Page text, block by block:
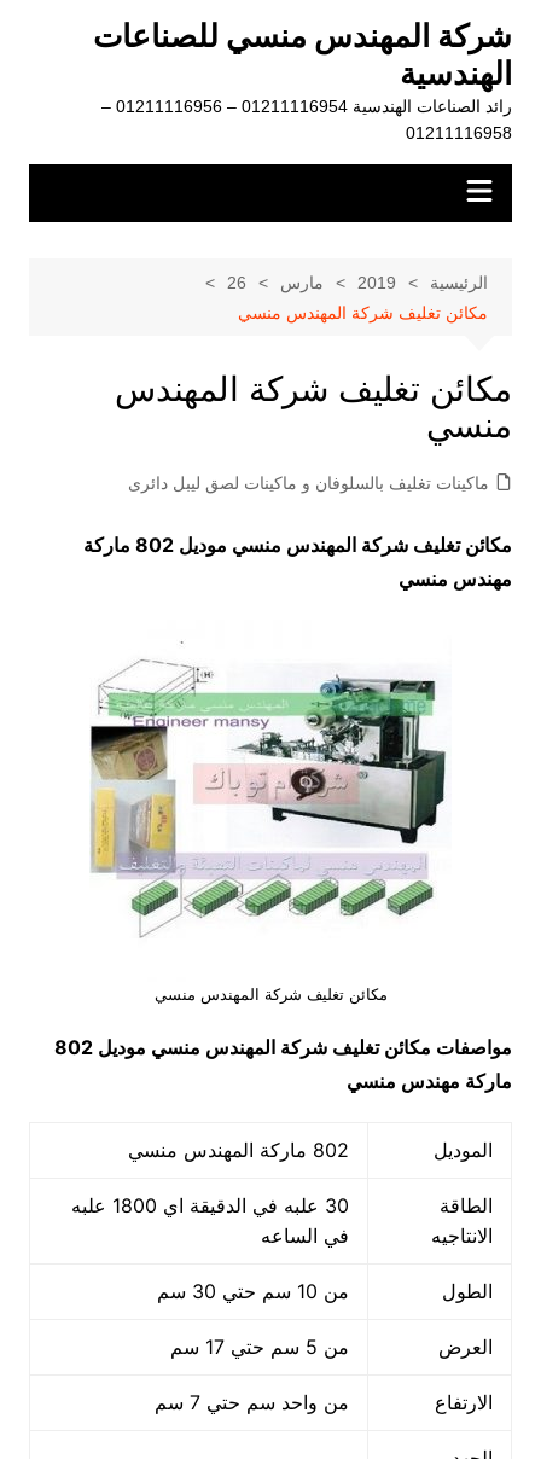
المحتوى
شركة المهندس منسي للصناعات
الهندسية
رائد الصناعات الهندسية 01211116954 – 01211116956 –
01211116958
الرئيسية 2019 مارس
26
مكائن تغليف شركة المهندس منسي
مكائن تغليف شركة المهندس
منسي
ماكينات تغليف بالسلوفان و ماكينات لصق ليبل دائرى
مكائن تغليف شركة المهندس منسي موديل 802 ماركة
مهندس منسي
مكائن تغليف شركة المهندس منسي
مواصفات مكائن تغليف شركة المهندس منسي
موديل 802
ماركة مهندس منسي
الموديل 802 ماركة المهندس منسي
الطاقة
الانتاجيه
30 علبه في الدقيقة اي 1800 علبه
في الساعه
الطول من 10 سم حتي 30 سم
العرض من 5 سم حتي 17 سم
الارتفاع من واحد سم حتي 7 سم